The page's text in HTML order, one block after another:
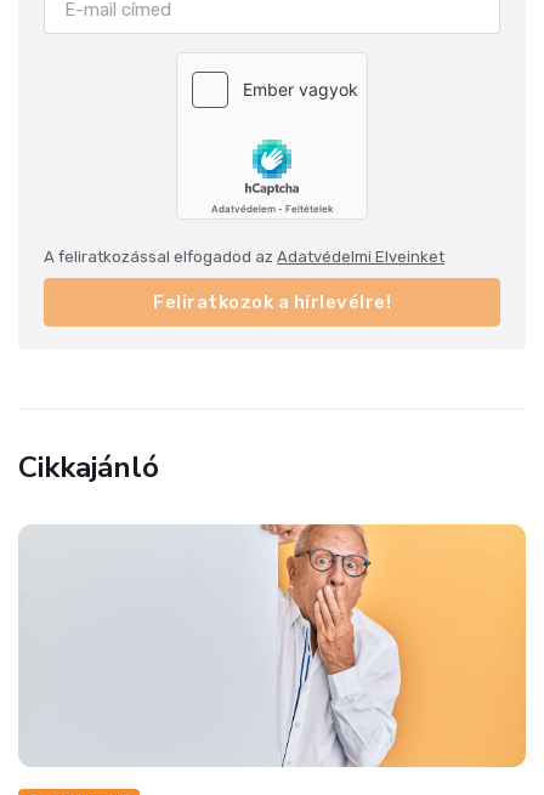
A feliratkozással elfogadod az Adatvédelmi Elveinket
Feliratkozok a hírlevélre!
Cikkajánló
Hófehéret akarsz, de unod a
Mutatunk pár alternatívát!